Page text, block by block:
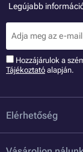
Legújabb
Hozzájárulok a
Tájékoztató alapján.
Elérhetőség